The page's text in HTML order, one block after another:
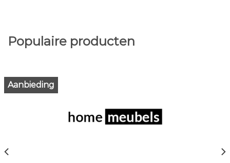
Populaire producten
Aanbieding